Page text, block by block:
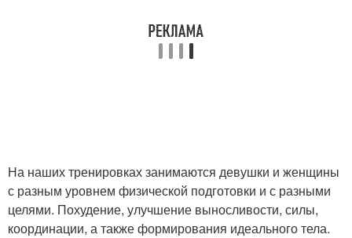
На наших тренировках занимаются девушки и женщины
с разным уровнем физической подготовки и с разными
целями. Похудение, улучшение выносливости, силы,
координации, а также формирования идеального тела.